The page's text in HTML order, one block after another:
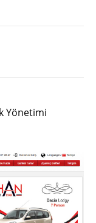
Yönetimi